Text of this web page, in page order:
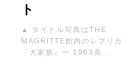
ト
▲ タイトル写真はTHE
MAGRITTE館内のレプリカ
『大家族』ー 1963美...